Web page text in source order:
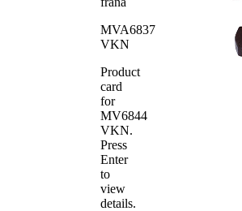
Lungime 2
WVA
Numar
WVA
Numar de
placute
MVA6837
VKN
Product
card
for
MV6844
VKN.
Press
Enter
to
view
details.